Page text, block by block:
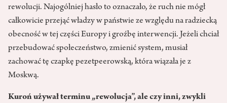
rewolucji. Najogólniej hasło to oznaczało, że ruch nie mógł
całkowicie przejąć władzy w państwie ze względu na radziecką
obecność w tej części Europy i groźbę interwencji. Jeżeli chciał
przebudować społeczeństwo, zmienić system, musiał
zachować tę czapkę pezetpeerowską, która wiązała je z
Moskwą.
Kuroń używał terminu „rewolucja”, ale czy inni, zwykli